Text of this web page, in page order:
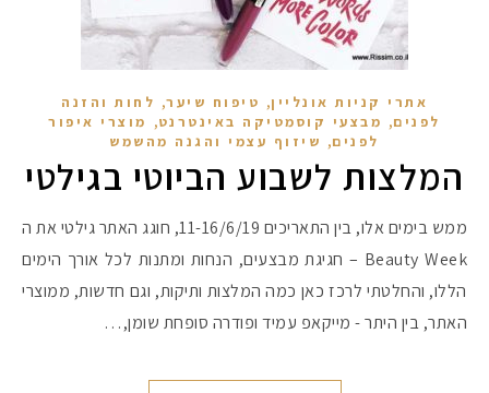
מקדמי הגנה
אתרי קניות אונליין, טיפוח שיער, לחות והזנה
לפנים, מבצעי קוסמטיקה באינטרנט, מוצרי איפור
לפנים, שיזוף עצמי והגנה מהשמש
המלצות לשבוע הביוטי בגילטי
ממש בימים אלו, בין התאריכים 11-16/6/19, חוגג האתר גילטי את ה
Beauty Week – חגיגת מבצעים, הנחות ומתנות לכל אורך הימים
הללו, והחלטתי לרכז כאן כמה המלצות ותיקות, וגם חדשות, ממוצרי
האתר, בין היתר - מייקאפ עמיד ופודרה סופחת שומן,…